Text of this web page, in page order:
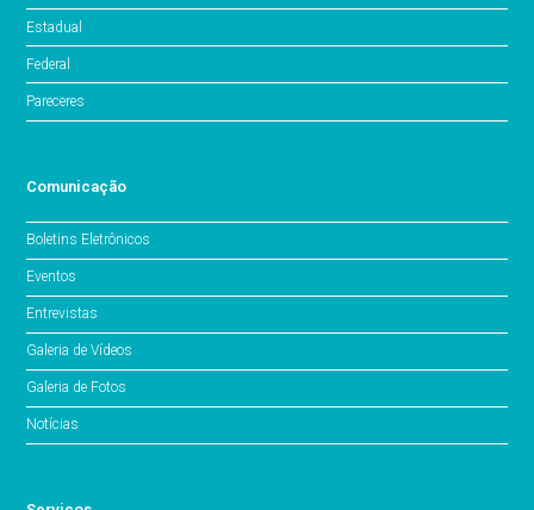
Estadual
Federal
Pareceres
Comunicação
Boletins Eletrônicos
Eventos
Entrevistas
Galeria de Vídeos
Galeria de Fotos
Notícias